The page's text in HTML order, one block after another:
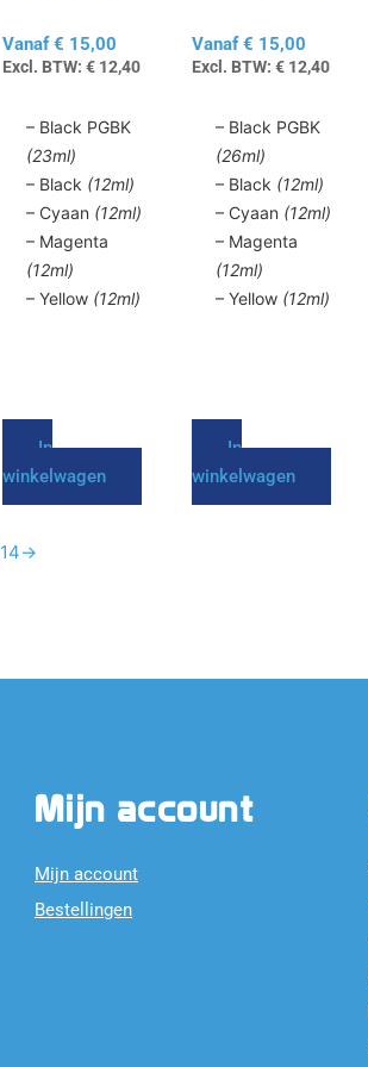
550XL /
CLI-551XL
Vanaf€ 15,00
Excl. BTW: €12,40
– Black PGBK
(23ml)
– Black (12ml)
– Cyaan (12ml)
– Magenta
(12ml)
– Yellow (12ml)
In
winkelwagen
worden
productpagina
570XL /
CLI-571XL
Vanaf€ 15,00
Excl. BTW:€ 12,40
– Black PGBK
(26ml)
– Black (12ml)
– Cyaan (12ml)
– Magenta
(12ml)
– Yellow (12ml)
In
winkelwagen
worden
productpagina
14→
Mijn account
Mijn account
Bestellingen